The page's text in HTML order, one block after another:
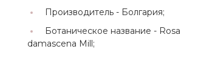
Производитель - Болгария;
Ботаническое название - Rosa
damascena Mill;